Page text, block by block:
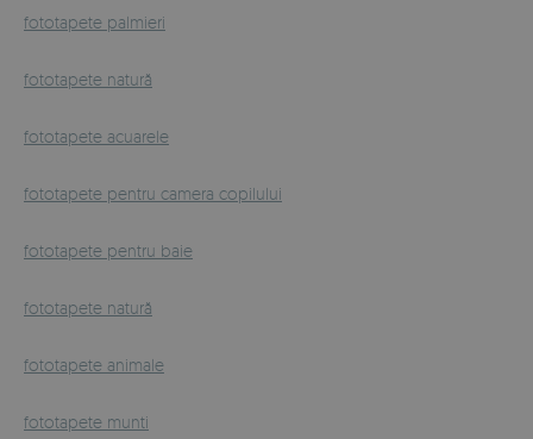
fototapete palmieri
fototapete natură
fototapete acuarele
fototapete pentru camera copilului
fototapete pentru baie
fototapete natură
fototapete animale
fototapete munti